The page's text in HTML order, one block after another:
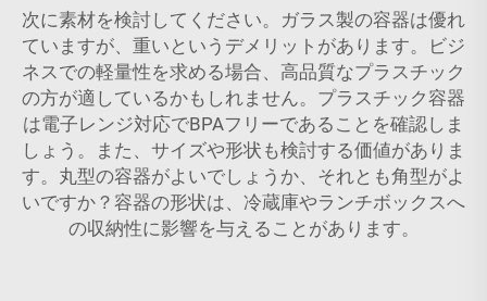
次に素材を検討してください。ガラス製の容器は優れ
ていますが、重いというデメリットがあります。ビジ
ネスでの軽量性を求める場合、高品質なプラスチック
の方が適しているかもしれません。プラスチック容器
は電子レンジ対応でBPAフリーであることを確認しま
しょう。また、サイズや形状も検討する価値がありま
す。丸型の容器がよいでしょうか、それとも角型がよ
いですか？容器の形状は、冷蔵庫やランチボックスへ
の収納性に影響を与えることがあります。